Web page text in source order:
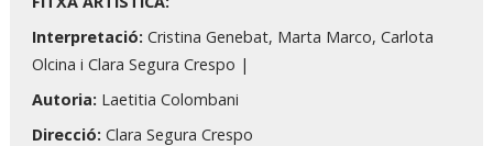
Interpretació: Cristina Genebat, Marta Marco, Carlota
Olcina i Clara Segura Crespo |
Autoria: Laetitia Colombani
Direcció: Clara Segura Crespo